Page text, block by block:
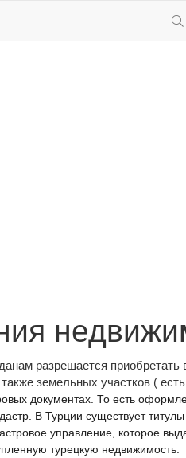
разрешается
земельных участков (
документах. То есть
В Турции существует
управление, которое
турецкую недвижимость.